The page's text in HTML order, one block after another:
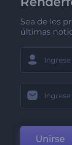
Sea de los
últimas
Unirse